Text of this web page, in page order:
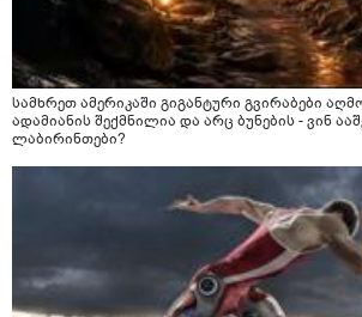
სამხრეთ ამერიკაში გიგანტური გვირაბები
ადამიანის შექმნილია და არც ბუნების - ვინ
ლაბირინთები?